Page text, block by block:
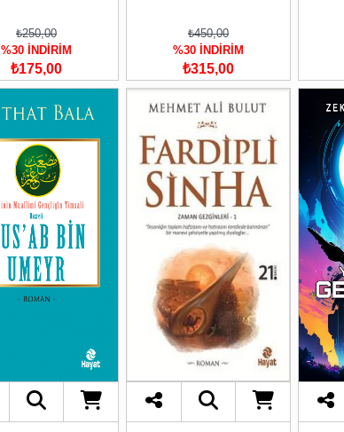
₺250,00
%30 İNDİRİM
₺175,00
₺450,00
%30 İNDİRİM
₺315,00